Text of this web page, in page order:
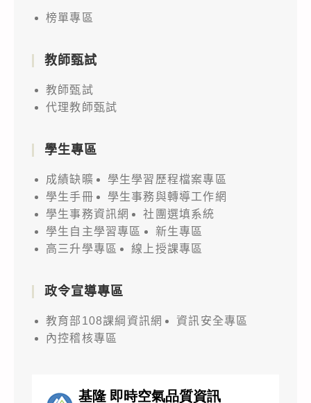
榜單專區
教師甄試
教師甄試
代理教師甄試
學生專區
成績缺曠
學生學習歷程檔案專區
學生手冊
學生事務與轉導工作網
學生事務資訊網
社團選填系統
學生自主學習專區
新生專區
高三升學專區
線上授課專區
政令宣導專區
教育部108課綱資訊網
資訊安全專區
內控稽核專區